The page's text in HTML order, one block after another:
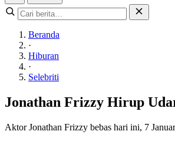
Beranda
·
Hiburan
·
Selebriti
Jonathan Frizzy Hirup
Aktor Jonathan Frizzy bebas hari ini, 7